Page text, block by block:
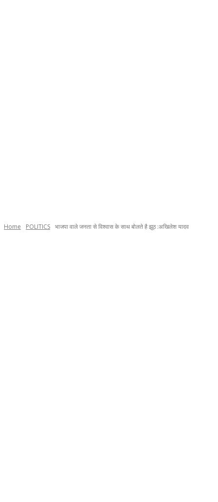
Home POLITICS भाजपा वाले जनता से विश्वास के साथ बोलते है झूठ :अखिलेश यादव